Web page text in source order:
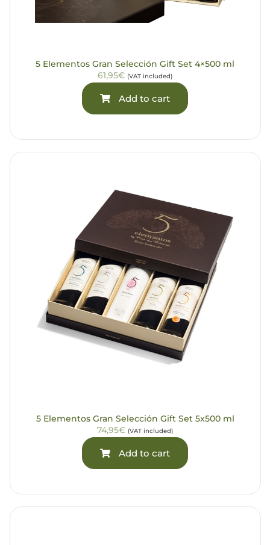
5 Elementos Gran Selección Gift Set 4×500 ml
61,95€ (VAT included)
Add to cart
5 Elementos Gran Selección Gift Set 5x500 ml
74,95€ (VAT included)
Add to cart